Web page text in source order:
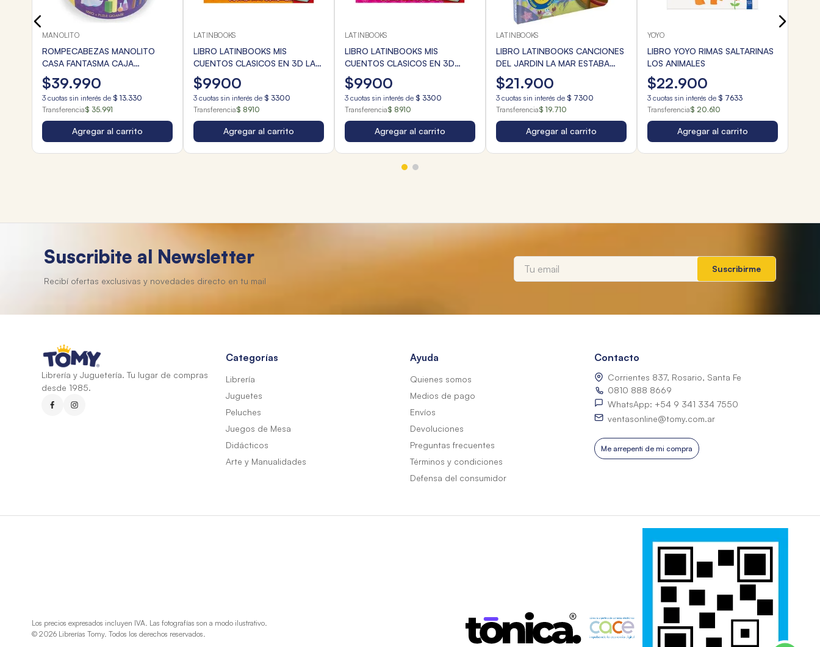
MANOLITO
ROMPECABEZAS MANOLITO
CASA FANTASMA CAJA
CIRCULAR 30Pzas.
$39.990
3 cuotas sin interés de $ 13.330
Transferencia$ 35.991
Agregar al carrito
LATINBOOKS
LIBRO LATINBOOKS MIS
CUENTOS CLASICOS EN 3D LA
BELLA DURMIENTE
$9900
3 cuotas sin interés de $ 3300
Transferencia$ 8910
Agregar al carrito
LATINBOOKS
LIBRO LATINBOOKS MIS
CUENTOS CLASICOS EN 3D
CENICIENTA
$9900
3 cuotas sin interés de $ 3300
Transferencia$ 8910
Agregar al carrito
LATINBOOKS
LIBRO LATINBOOKS CANCIONES
DEL JARDIN LA MAR ESTABA
SERENA
$21.900
3 cuotas sin interés de $ 7300
Transferencia$ 19.710
Agregar al carrito
YOYO
LIBRO YOYO RIMAS SALTARINAS
LOS ANIMALES
$22.900
3 cuotas sin interés de $ 7633
Transferencia$ 20.610
Agregar al carrito
Suscribite al Newsletter
Suscribirme
Librería y Juguetería. Tu lugar de compras
desde 1985.
Categorías
Librería
Juguetes
Peluches
Juegos de Mesa
Didácticos
Arte y Manualidades
Ayuda
Quienes somos
Medios de pago
Envíos
Devoluciones
Preguntas frecuentes
Términos y condiciones
Defensa del consumidor
Contacto
Corrientes 837, Rosario, Santa Fe
0810 888 8669
WhatsApp: +54 9 341 334 7550
ventasonline@tomy.com.ar
Me arrepentí de mi compra
Los precios expresados incluyen IVA. Las fotografías son a modo ilustrativo.
© 2026 Librerías Tomy. Todos los derechos reservados.